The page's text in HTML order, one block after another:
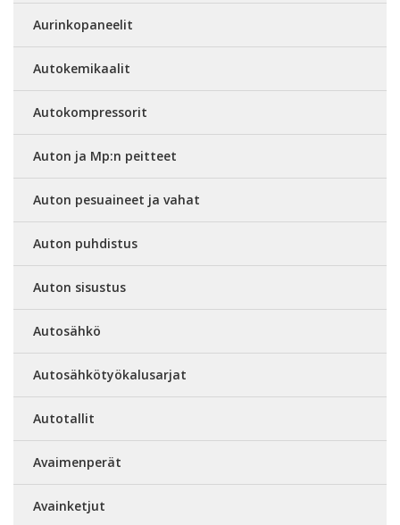
Aurinkopaneelit
Autokemikaalit
Autokompressorit
Auton ja Mp:n peitteet
Auton pesuaineet ja vahat
Auton puhdistus
Auton sisustus
Autosähkö
Autosähkötyökalusarjat
Autotallit
Avaimenperät
Avainketjut